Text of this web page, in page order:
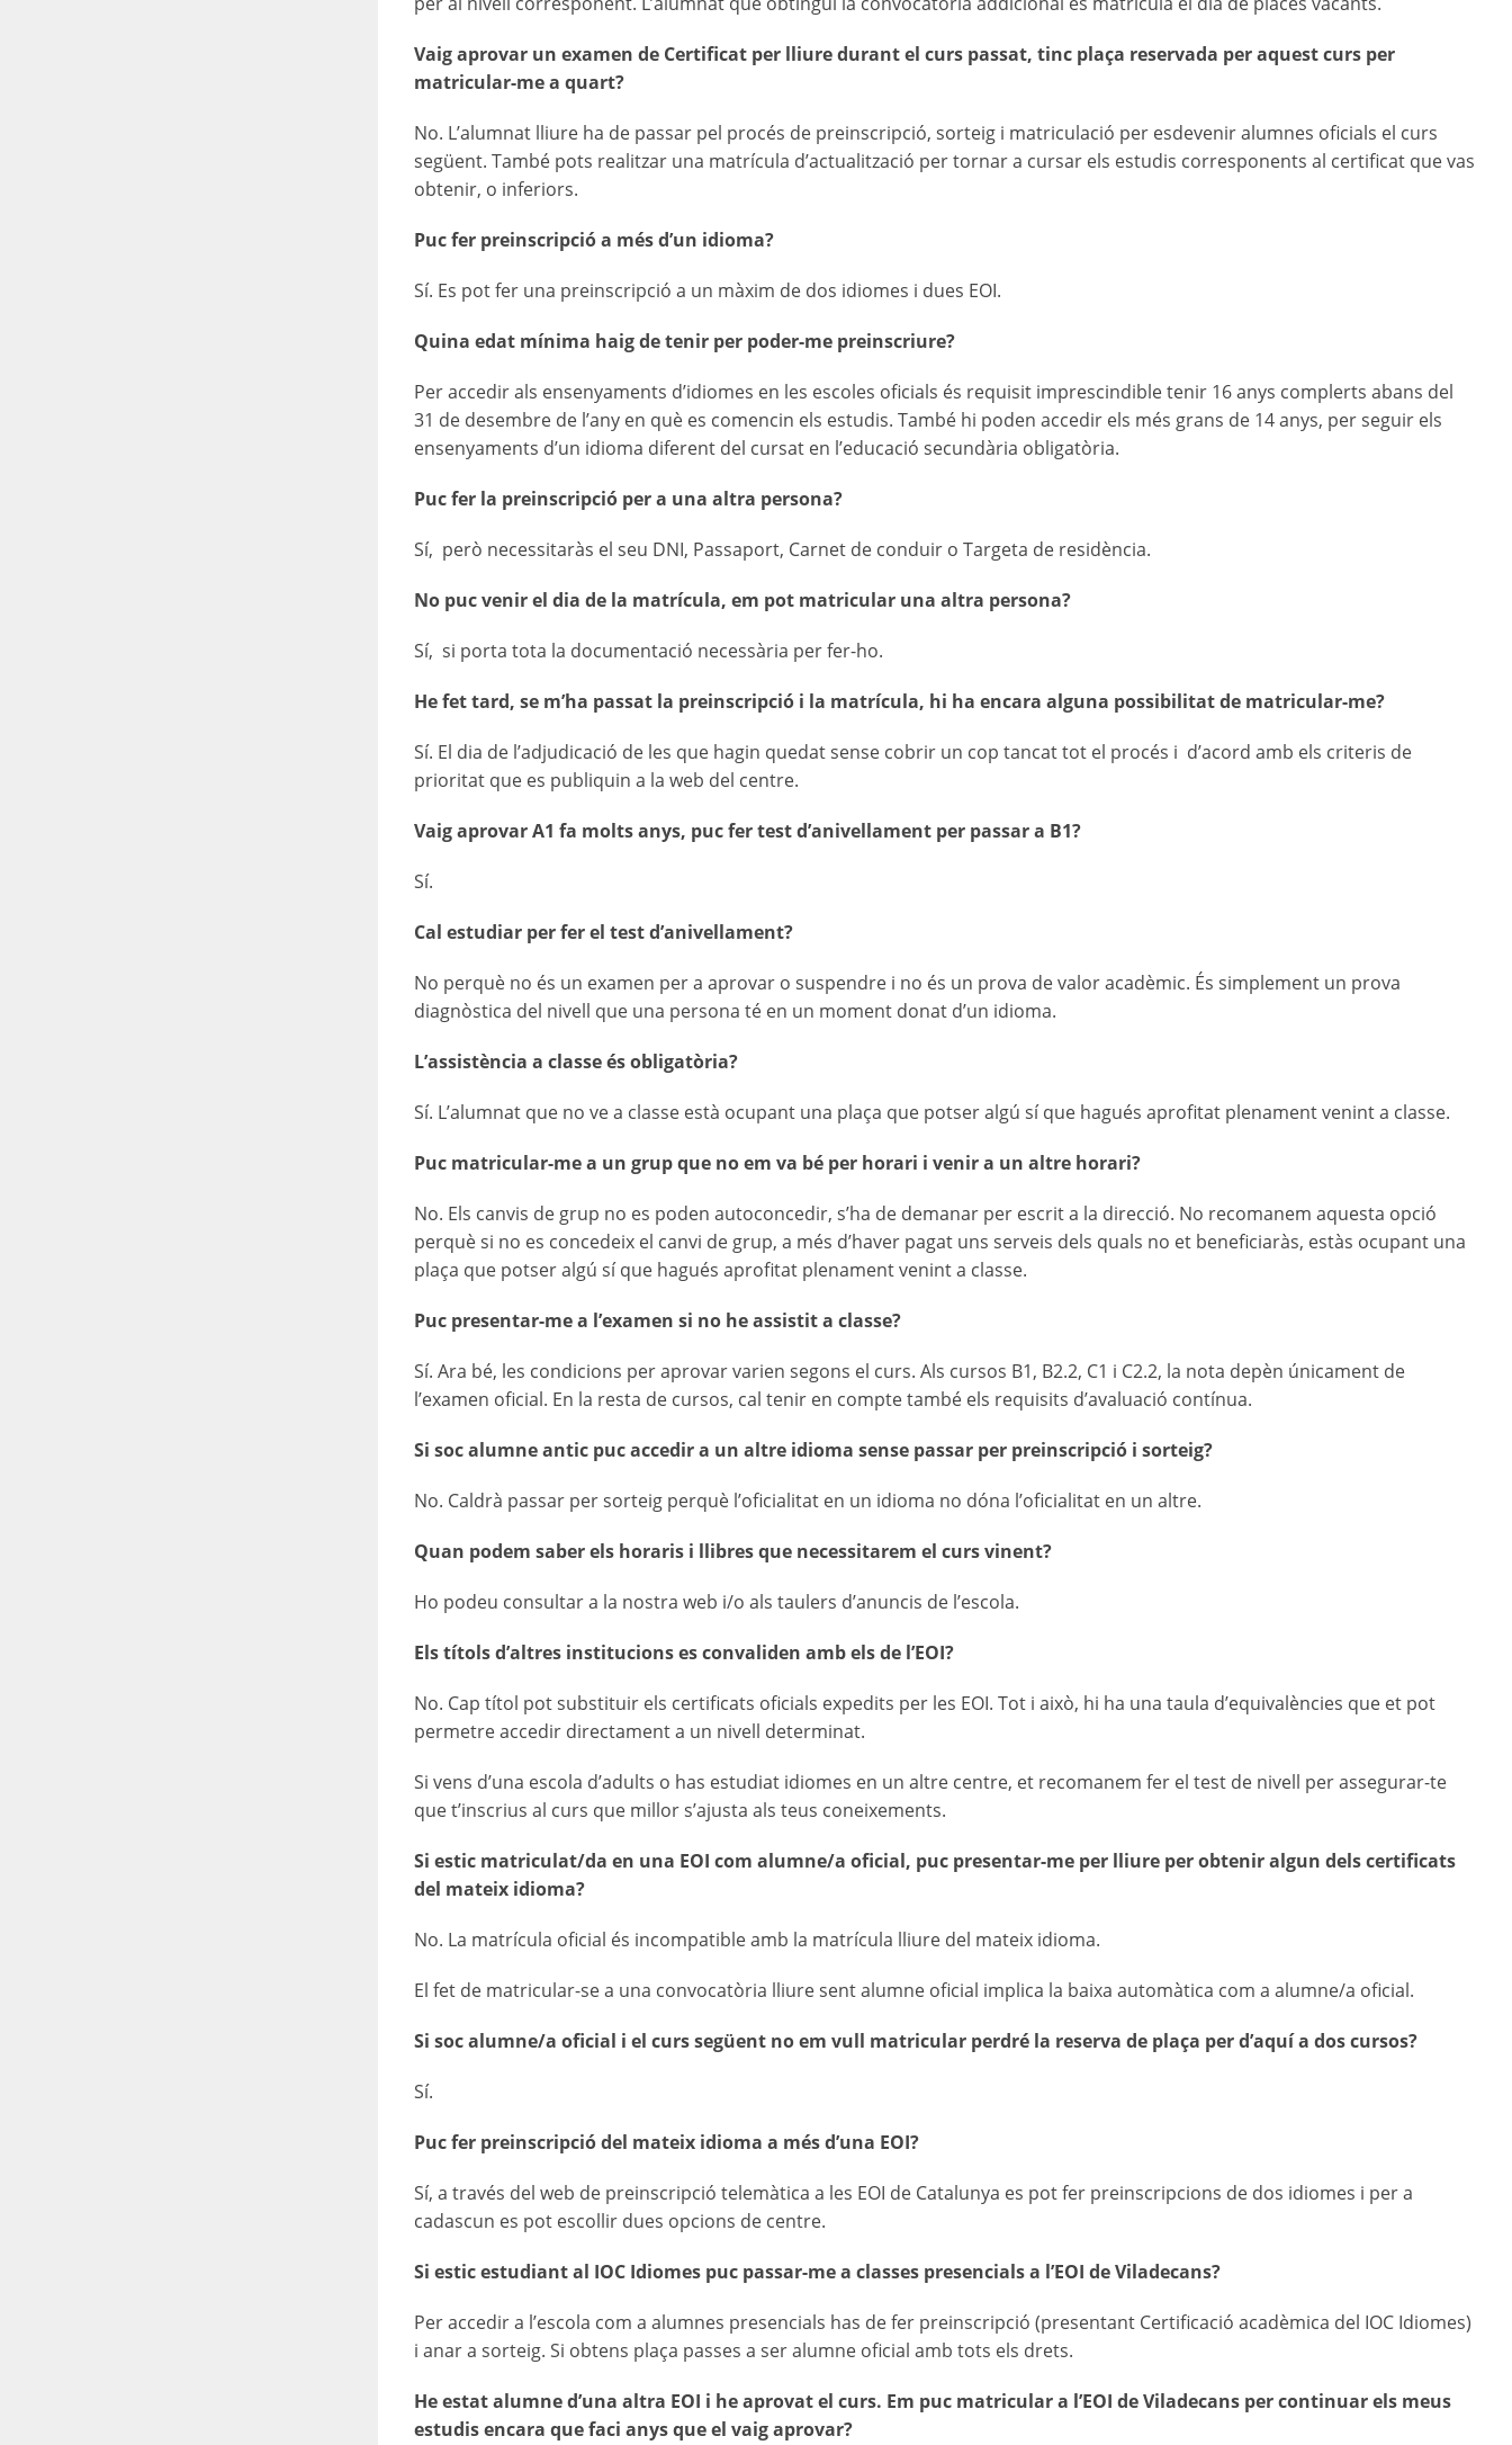
Vaig aprovar un examen de Certificat per lliure durant el curs passat, tinc plaça reservada per aquest curs per
matricular-me a quart?
No. L’alumnat lliure ha de passar pel procés de preinscripció, sorteig i matriculació per esdevenir alumnes oficials el curs
següent. També pots realitzar una matrícula d’actualització per tornar a cursar els estudis corresponents al certificat que vas
obtenir, o inferiors.
Puc fer preinscripció a més d’un idioma?
Sí. Es pot fer una preinscripció a un màxim de dos idiomes i dues EOI.
Quina edat mínima haig de tenir per poder-me preinscriure?
Per accedir als ensenyaments d’idiomes en les escoles oficials és requisit imprescindible tenir 16 anys complerts abans del
31 de desembre de l’any en què es comencin els estudis. També hi poden accedir els més grans de 14 anys, per seguir els
ensenyaments d’un idioma diferent del cursat en l’educació secundària obligatòria.
Puc fer la preinscripció per a una altra persona?
Sí, però necessitaràs el seu DNI, Passaport, Carnet de conduir o Targeta de residència.
No puc venir el dia de la matrícula, em pot matricular una altra persona?
Sí, si porta tota la documentació necessària per fer-ho.
He fet tard, se m’ha passat la preinscripció i la matrícula, hi ha encara alguna possibilitat de matricular-me?
Sí. El dia de l’adjudicació de les que hagin quedat sense cobrir un cop tancat tot el procés i d’acord amb els criteris de
prioritat que es publiquin a la web del centre.
Vaig aprovar A1 fa molts anys, puc fer test d’anivellament per passar a B1?
Sí.
Cal estudiar per fer el test d’anivellament?
No perquè no és un examen per a aprovar o suspendre i no és un prova de valor acadèmic. És simplement un prova
diagnòstica del nivell que una persona té en un moment donat d’un idioma.
L’assistència a classe és obligatòria?
Sí. L’alumnat que no ve a classe està ocupant una plaça que potser algú sí que hagués aprofitat plenament venint a classe.
Puc matricular-me a un grup que no em va bé per horari i venir a un altre horari?
No. Els canvis de grup no es poden autoconcedir, s’ha de demanar per escrit a la direcció. No recomanem aquesta opció
perquè si no es concedeix el canvi de grup, a més d’haver pagat uns serveis dels quals no et beneficiaràs, estàs ocupant una
plaça que potser algú sí que hagués aprofitat plenament venint a classe.
Puc presentar-me a l’examen si no he assistit a classe?
Sí. Ara bé, les condicions per aprovar varien segons el curs. Als cursos B1, B2.2, C1 i C2.2, la nota depèn únicament de
l’examen oficial. En la resta de cursos, cal tenir en compte també els requisits d’avaluació contínua.
Si soc alumne antic puc accedir a un altre idioma sense passar per preinscripció i sorteig?
No. Caldrà passar per sorteig perquè l’oficialitat en un idioma no dóna l’oficialitat en un altre.
Quan podem saber els horaris i llibres que necessitarem el curs vinent?
Ho podeu consultar a la nostra web i/o als taulers d’anuncis de l’escola.
Els títols d’altres institucions es convaliden amb els de l’EOI?
No. Cap títol pot substituir els certificats oficials expedits per les EOI. Tot i això, hi ha una taula d’equivalències que et pot
permetre accedir directament a un nivell determinat.
Si vens d’una escola d’adults o has estudiat idiomes en un altre centre, et recomanem fer el test de nivell per assegurar-te
que t’inscrius al curs que millor s’ajusta als teus coneixements.
Si estic matriculat/da en una EOI com alumne/a oficial, puc presentar-me per lliure per obtenir algun dels certificats
del mateix idioma?
No. La matrícula oficial és incompatible amb la matrícula lliure del mateix idioma.
El fet de matricular-se a una convocatòria lliure sent alumne oficial implica la baixa automàtica com a alumne/a oficial.
Si soc alumne/a oficial i el curs següent no em vull matricular perdré la reserva de plaça per d’aquí a dos cursos?
Sí.
Puc fer preinscripció del mateix idioma a més d’una EOI?
Sí, a través del web de preinscripció telemàtica a les EOI de Catalunya es pot fer preinscripcions de dos idiomes i per a
cadascun es pot escollir dues opcions de centre.
Si estic estudiant al IOC Idiomes puc passar-me a classes presencials a l’EOI de Viladecans?
Per accedir a l’escola com a alumnes presencials has de fer preinscripció (presentant Certificació acadèmica del IOC Idiomes)
i anar a sorteig. Si obtens plaça passes a ser alumne oficial amb tots els drets.
He estat alumne d’una altra EOI i he aprovat el curs. Em puc matricular a l’EOI de Viladecans per continuar els meus
estudis encara que faci anys que el vaig aprovar?